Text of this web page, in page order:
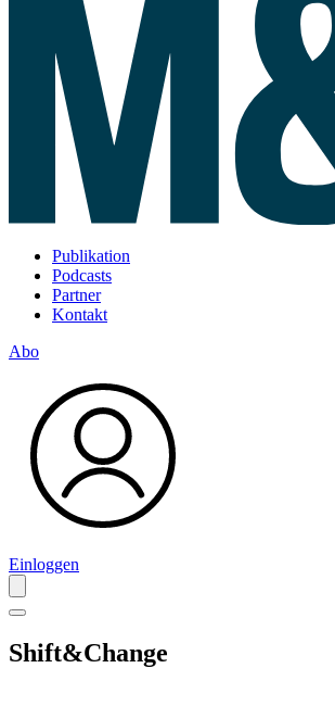
Publikation
Podcasts
Partner
Kontakt
Abo
Einloggen
Shift&Change